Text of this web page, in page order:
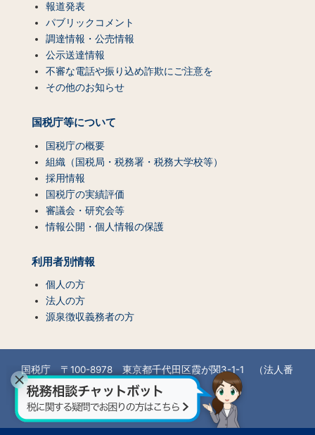
報道発表
パブリックコメント
調達情報・公売情報
公示送達情報
不審な電話や振り込め詐欺にご注意を
その他のお知らせ
国税庁等について
国税庁の概要
組織（国税局・税務署・税務大学校等）
採用情報
国税庁の実績評価
審議会・研究会等
情報公開・個人情報の保護
利用者別情報
個人の方
法人の方
源泉徴収義務者の方
国税庁 〒100-8978 東京都千代田区霞が関3-1-1 （法人番
号7000012050002）
所在地情報